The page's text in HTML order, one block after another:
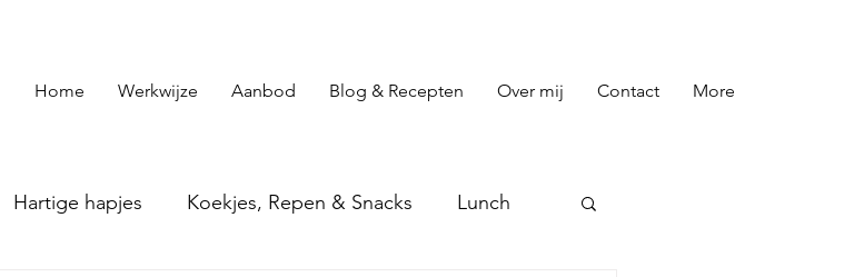
Home Werkwijze Aanbod Blog & Recepten Over mij Contact More
Hartige hapjes Koekjes, Repen & Snacks Lunch